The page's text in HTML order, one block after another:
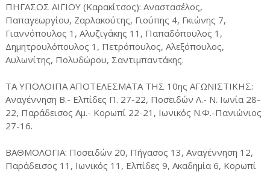
ΠΗΓΑΣΟΣ ΑΙΓΙΟΥ (Καρακίτσος): Αναστασέλος,
Παπαγεωργίου, Ζαρλακούτης, Γιούπης 4, Γκιώνης 7,
Γιαννόπουλος 1, Αλυζιγάκης 11, Παπαδόπουλος 1,
Δημητρουλόπουλος 1, Πετρόπουλος, Αλεξόπουλος,
Αυλωνίτης, Πολυδώρου, Σαντιμπαντάκης.
ΤΑ ΥΠΟΛΟΙΠΑ ΑΠΟΤΕΛΕΣΜΑΤΑ ΤΗΣ 10ης ΑΓΩΝΙΣΤΙΚΗΣ:
Αναγέννηση Β.- Ελπίδες Π. 27-22, Ποσειδών Λ.- Ν. Ιωνία 28-
22, Παράδεισος Αμ.- Κορωπί 22-21, Ιωνικός Ν.Φ.-Πανιώνιος
27-16.
ΒΑΘΜΟΛΟΓΙΑ: Ποσειδών 20, Πήγασος 13, Αναγέννηση 12,
Παράδεισος 11, Ιωνικός 11, Ελπίδες 9, Ακαδημία 6, Κορωπί